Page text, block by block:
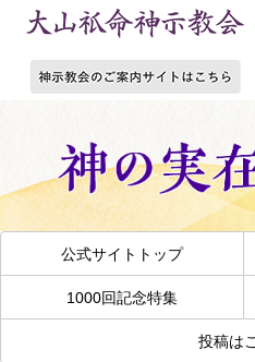
公式サイトトップ
1000回記念特集
投稿は